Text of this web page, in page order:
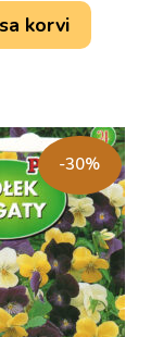
korvi
-30%